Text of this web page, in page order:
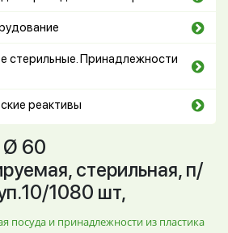
стерильные. Принадлежности
реактивы
Ø 60
стерильная, п/
1080 шт,
посуда и принадлежности из пластика